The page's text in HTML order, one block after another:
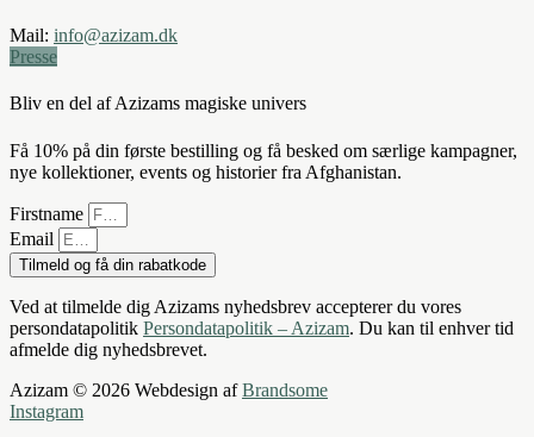
Mail: info@azizam.dk
Presse
Bliv en del af Azizams magiske univers
Få 10% på din første bestilling og få besked om særlige kampagner,
nye kollektioner, events og historier fra Afghanistan.
Firstname
Email
Tilmeld og få din rabatkode
Ved at tilmelde dig Azizams nyhedsbrev accepterer du vores
persondatapolitik Persondatapolitik – Azizam. Du kan til enhver tid
afmelde dig nyhedsbrevet.
Azizam © 2026 Webdesign afBrandsome
Instagram